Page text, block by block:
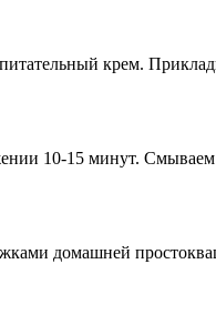
крем.
10-15 минут.
домашней